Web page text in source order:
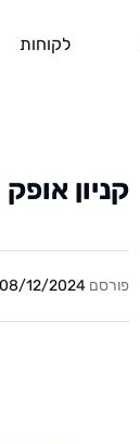
לקוחות
קניון אופק
פורסם 08/12/2024 | 12:18